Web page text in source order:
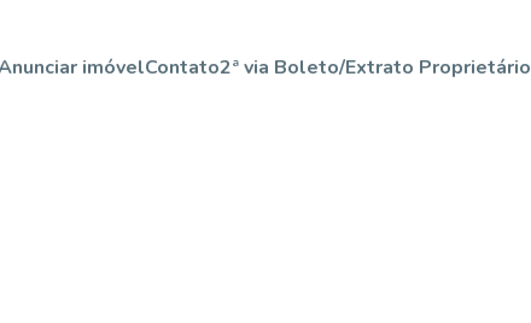
imóvelContato2ª via Boleto/Extrato Proprietário